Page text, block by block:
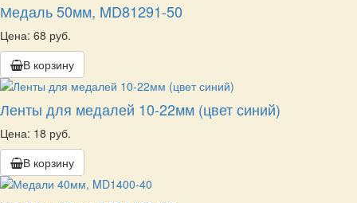
Медаль 50мм, MD81291-50
Цена: 68 руб.
В корзину
Ленты для медалей 10-22мм (цвет синий)
Цена: 18 руб.
В корзину